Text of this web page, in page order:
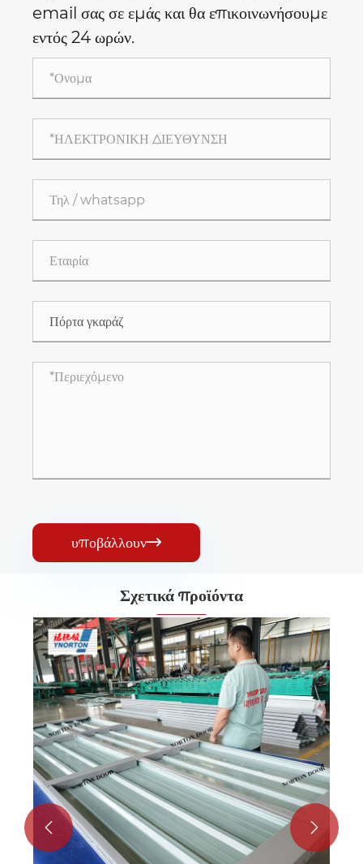
email σας σε εμάς και θα επικοινωνήσουμε
εντός 24 ωρών.
υποβάλλουν
Σχετικά προϊόντα
Οι πόρτες του γκαράζ με ένα στρώμα
Δείτε περισσότερα >>
 